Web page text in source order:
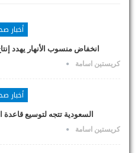
أخبار
انخفاض منسوب الأنهار يهدد
كريستين اسامة
أخبار
السعودية تتجه لتوسيع قاعدة
كريستين اسامة